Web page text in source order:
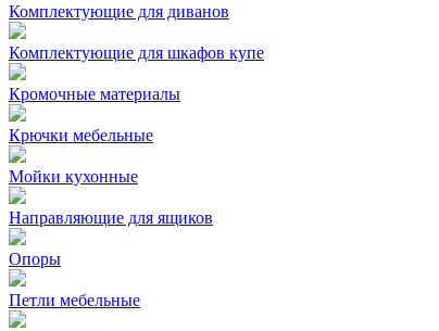
Комплектующие для диванов
Комплектующие для шкафов купе
Кромочные материалы
Крючки мебельные
Мойки кухонные
Направляющие для ящиков
Опоры
Петли мебельные